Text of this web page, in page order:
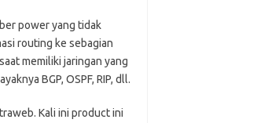
power yang tidak
routing ke sebagian
memiliki jaringan yang
BGP, OSPF, RIP, dll.
Kali ini product ini